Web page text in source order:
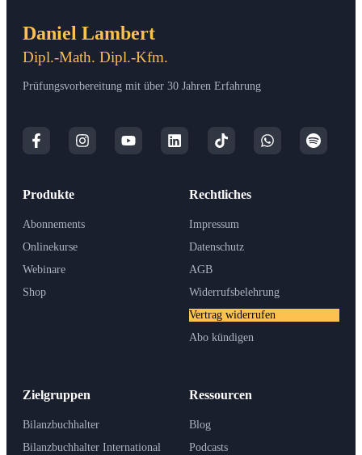
Daniel Lambert
Dipl.-Math. Dipl.-Kfm.
Prüfungsvorbereitung mit über 30 Jahren Erfahrung
Produkte
Abonnements
Onlinekurse
Webinare
Shop
Zielgruppen
Bilanzbuchhalter
Bilanzbuchhalter International
Ressourcen
Blog
Podcasts
Rechtliches
Impressum
Datenschutz
AGB
Widerrufsbelehrung
Vertrag widerrufen
Abo kündigen